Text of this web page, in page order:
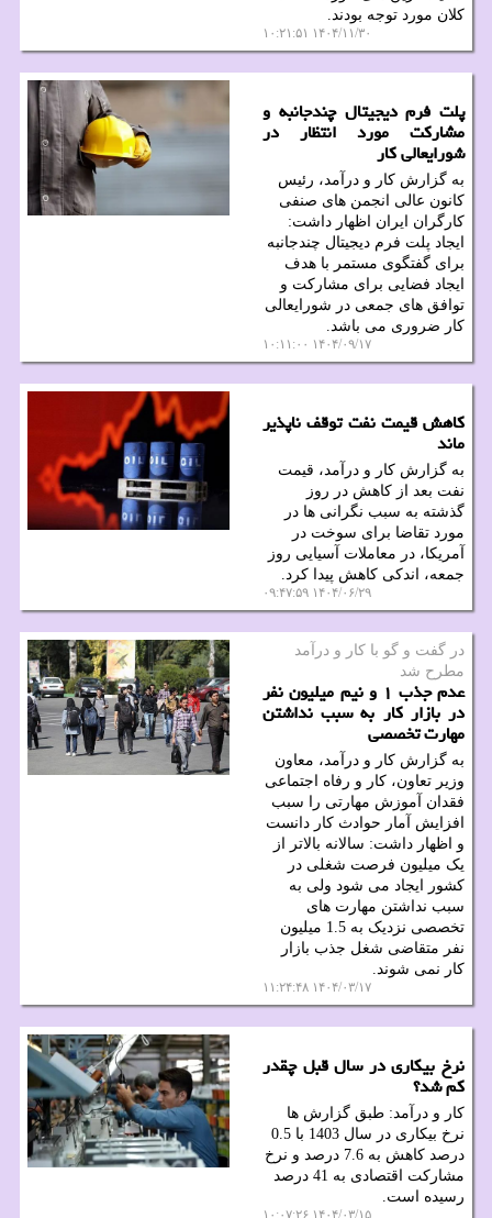
کلان مورد توجه بودند.
۱۴۰۴/۱۱/۳۰ ۱۰:۲۱:۵۱
پلت فرم دیجیتال چندجانبه و
مشارکت مورد انتظار در
شورایعالی کار
به گزارش کار و درآمد، رئیس
کانون عالی انجمن های صنفی
کارگران ایران اظهار داشت:
ایجاد پلت فرم دیجیتال چندجانبه
برای گفتگوی مستمر با هدف
ایجاد فضایی برای مشارکت و
توافق های جمعی در شورایعالی
کار ضروری می باشد.
۱۴۰۴/۰۹/۱۷ ۱۰:۱۱:۰۰
کاهش قیمت نفت توقف ناپذیر
ماند
به گزارش کار و درآمد، قیمت
نفت بعد از کاهش در روز
گذشته به سبب نگرانی ها در
مورد تقاضا برای سوخت در
آمریکا، در معاملات آسیایی روز
جمعه، اندکی کاهش پیدا کرد.
۱۴۰۴/۰۶/۲۹ ۰۹:۴۷:۵۹
در گفت و گو با كار و درآمد
مطرح شد
عدم جذب ۱ و نیم میلیون نفر
در بازار کار به سبب نداشتن
مهارت تخصصی
به گزارش کار و درآمد، معاون
وزیر تعاون، کار و رفاه اجتماعی
فقدان آموزش مهارتی را سبب
افزایش آمار حوادث کار دانست
و اظهار داشت: سالانه بالاتر از
یک میلیون فرصت شغلی در
کشور ایجاد می شود ولی به
سبب نداشتن مهارت های
تخصصی نزدیک به 1.5 میلیون
نفر متقاضی شغل جذب بازار
کار نمی شوند.
۱۴۰۴/۰۳/۱۷ ۱۱:۲۴:۴۸
نرخ بیکاری در سال قبل چقدر
کم شد؟
کار و درآمد: طبق گزارش ها
نرخ بیکاری در سال 1403 با 0.5
درصد کاهش به 7.6 درصد و نرخ
مشارکت اقتصادی به 41 درصد
رسیده است.